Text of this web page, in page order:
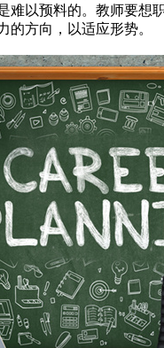
难以预料的。教师要想
的方向，以适应形势。